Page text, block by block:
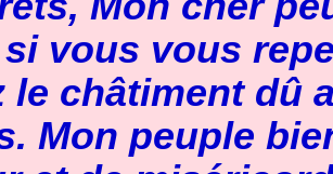
vous vous
le châtiment dû
Mon peuple